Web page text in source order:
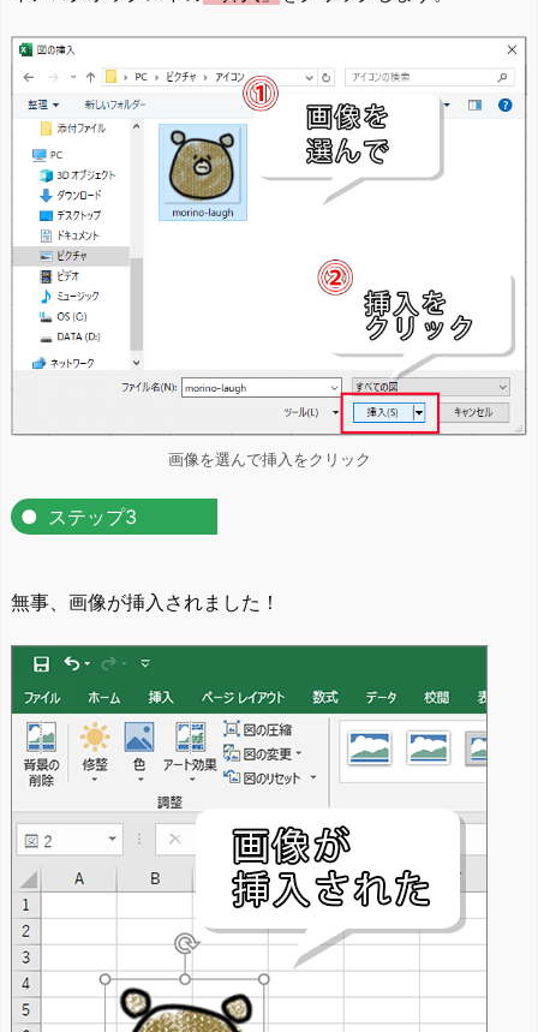
画像を選んで挿入をクリック
ステップ3
無事、画像が挿入されました！